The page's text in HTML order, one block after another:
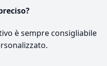
è sempre consigliabile